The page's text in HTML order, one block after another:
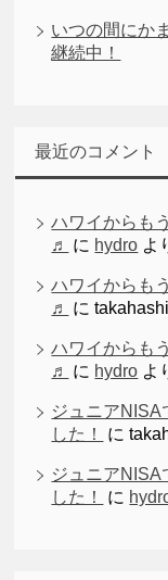
いつの間にか
継続中！
最近のコメント
ハワイからも
♬
に hydro よ
ハワイからも
♬
にtakahashi
ハワイからも
♬
に hydro よ
ジュニアNISA
した！
に
ジュニアNISA
した！
に